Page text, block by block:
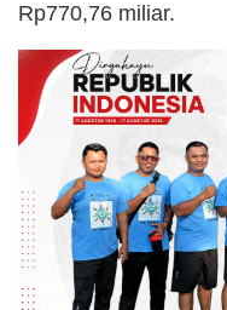
Rp770,76 miliar.